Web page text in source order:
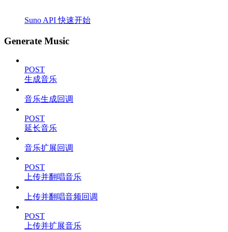
Suno API 快速开始
Generate Music
POST
生成音乐
音乐生成回调
POST
延长音乐
音乐扩展回调
POST
上传并翻唱音乐
上传并翻唱音频回调
POST
上传并扩展音乐